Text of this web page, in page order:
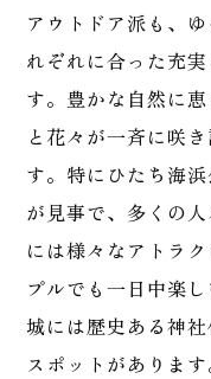
アウトドア派も、
れぞれに合った充
す。豊かな自然に
と花々が一斉に咲
す。特にひたち海
が見事で、多くの
には様々なアトラ
プルでも一日中楽
城には歴史ある神
スポットがありま